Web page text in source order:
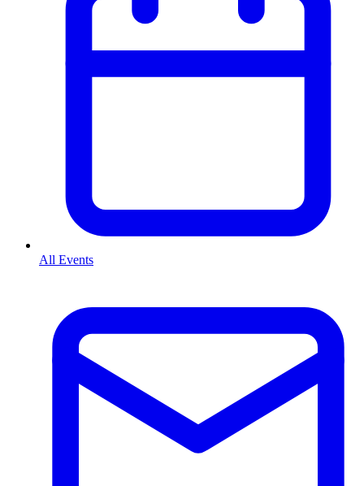
All Events